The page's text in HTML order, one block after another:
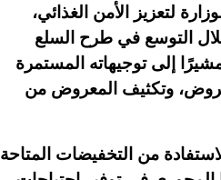
لتعزيز الأمن الغذائي،
التوسع في طرح السلع
إلى توجيهاته المستمرة
وتكثيف المعروض من
من التخفيضات المتاحة